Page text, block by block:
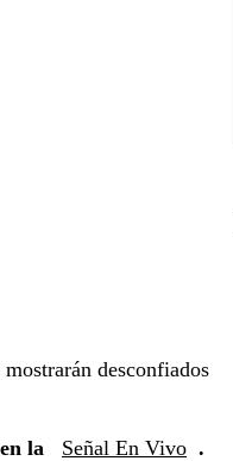
mostrarán desconfiados
la Señal En Vivo .